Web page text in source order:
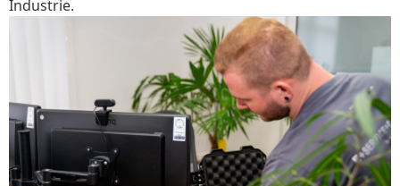
Industrie.